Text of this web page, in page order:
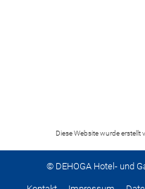
Diese Website wurde erstellt
© DEHOGA Hotel- und